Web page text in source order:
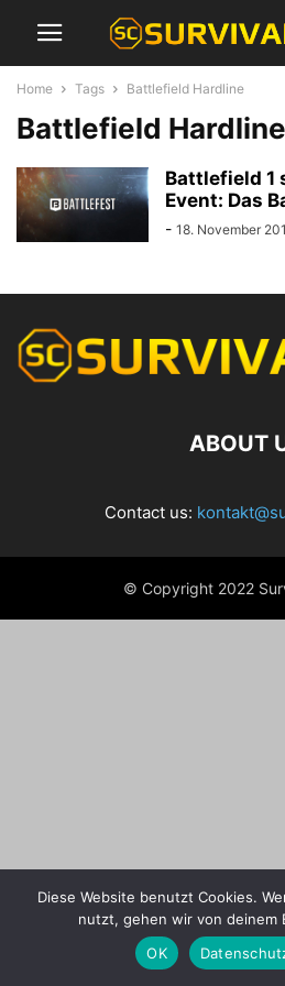
Home Tags Battlefield Hardline
Battlefield Hardline
Battlefield 1
Event: Das
- 18. November
ABOUT
Contact us:
© Copyright 2022
Diese Website benutzt Cookies.
nutzt, gehen wir von deinem
OK